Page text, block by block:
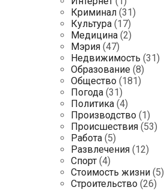
Криминал (31)
Культура (17)
Медицина (2)
Мэрия (47)
Недвижимость (31)
Образование (8)
Общество (181)
Погода (31)
Политика (4)
Производство (1)
Происшествия (53)
Работа (5)
Развлечения (12)
Спорт (4)
Стоимость жизни (5)
Строительство (26)